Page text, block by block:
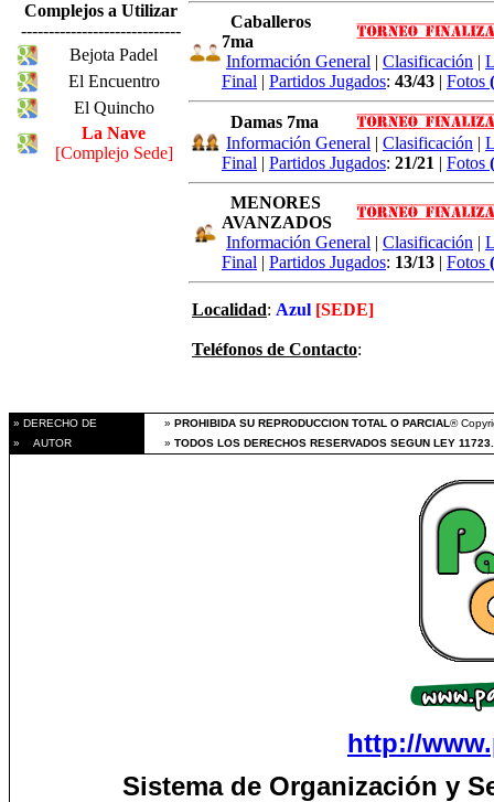
Complejos a Utilizar
-----------------------------
Bejota Padel
El Encuentro
El Quincho
La Nave
[Complejo Sede]
Caballeros
7ma
Información General | Clasificación |
Final | Partidos Jugados: 43/43 | Fotos
Damas 7ma
Información General | Clasificación |
Final | Partidos Jugados: 21/21 | Fotos
MENORES
AVANZADOS
Información General | Clasificación |
Final | Partidos Jugados: 13/13 | Fotos
Localidad: Azul [SEDE]
Teléfonos de Contacto:
» DERECHO DE » PROHIBIDA SU REPRODUCCION TOTAL O PARCIAL®
» AUTOR
» TODOS LOS DERECHOS RESERVADOS SEGUN LEY
http://
Sistema de Organización y